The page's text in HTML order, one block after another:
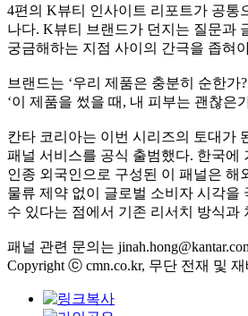
4편의 K뷰티 인사이트 리포트가 공통
나다. K뷰티 브랜드가 던지는 질문과
궁금해하는 지점 사이의 간극을 좁혀
브랜드는 ‘우리 제품은 충분히 순한가
‘이 제품을 썼을 때, 내 피부는 괜찮은
칸타 코리아는 이번 시리즈의 토대가
패널 서비스를 공식 출범했다. 한국에
인종 외국인으로 구성된 이 패널은 해
물류 제약 없이 글로벌 소비자 시각을
수 있다는 점에서 기존 리서치 방식과
패널 관련 문의는
Copyright ⓒ cmn.co.kr, 무단 전재 및 재